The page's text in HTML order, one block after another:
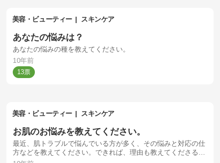
美容・ビューティー スキンケア
あなたの悩みは？
あなたの悩みの種を教えてください。
10年前
13
美容・ビューティー スキンケア
お肌のお悩みを教えてください。
最近、肌トラブルで悩んでいる方が多く、その悩みと対応の仕
方などを教えてください。できれば、理由も教えてくださると
ありがたいです。